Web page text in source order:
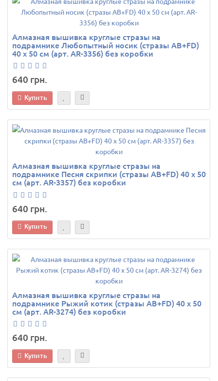
Алмазная вышивка круглые стразы на
подрамнике Любопытный носик (стразы AB+FD)
40 х 50 см (арт. AR-3356) без коробки
640 грн.
Купить
Алмазная вышивка круглые стразы на
подрамнике Песня скрипки (стразы AB+FD) 40 х 50
см (арт. AR-3357) без коробки
640 грн.
Купить
Алмазная вышивка круглые стразы на
подрамнике Рыжий котик (стразы AB+FD) 40 х 50
см (арт. AR-3274) без коробки
640 грн.
Купить